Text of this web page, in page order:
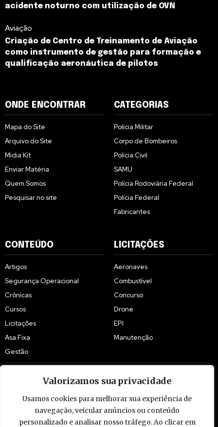
Valorizamos sua privacidade
Usamos cookies para melhorar sua experiência de
navegação, veicular anúncios ou conteúdo
personalizado e analisar nosso tráfego. Ao clicar em
acidente noturno com utilização de OVN
Aviação
Criação de Centro de Treinamento de Aviação
como instrumento de gestão para formação e
qualificação aeronáutica de pilotos
ONDE ENCONTRAR
Mapa do Site
Arquivo do Site
Midia Kit
Enviar Matéria
Quem Somos
Pesquisar no site
CATEGORIAS
Polícia Militar
Corpo de Bombeiros
Polícia Civil
SAMU
Polícia Rodoviária Federal
Polícia Federal
Fabricantes
CONTEÚDO
Artigos
Segurança Operacional
Crônicas
Cursos
Licitações
Asa Fixa
Gestão
LICITAÇÕES
Aeronaves
Combustível
Concurso
Drone
EPI
Manutenção
© 2009 - 2026 Piloto Policial. Todos os direitos reservados. Brasil.